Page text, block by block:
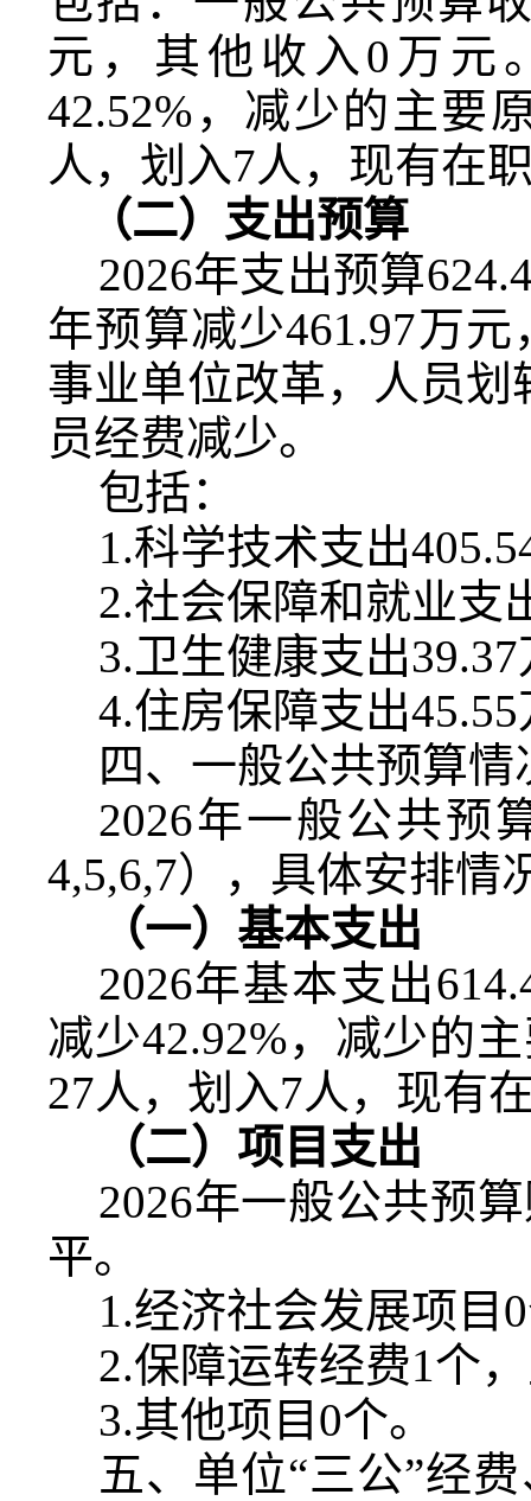
元，其他收入0 万元
42.52% ，减少的主要
人，划入7人，现有在
（二）支出预算
2026年支出预算
年预算减少461.97万元
事业单位改革，人员划
员经费减少。
包括：
1.科学技术支出
2.社会保障和就业支
3.卫生健康支出39.37
4.住房保障支出45.55
四、一般公共预算情
2026年一般公共预
4,5,6,7），具体安排情
（一）基本支出
2026年基本支出
减少42.92%，减少的
27人，划入7人，现有
（二）项目支出
2026年一般公共预
平。
1.经济社会发展项目 0
2.保障运转经费1个
3.其他项目 0个。
五、单位“三公”经